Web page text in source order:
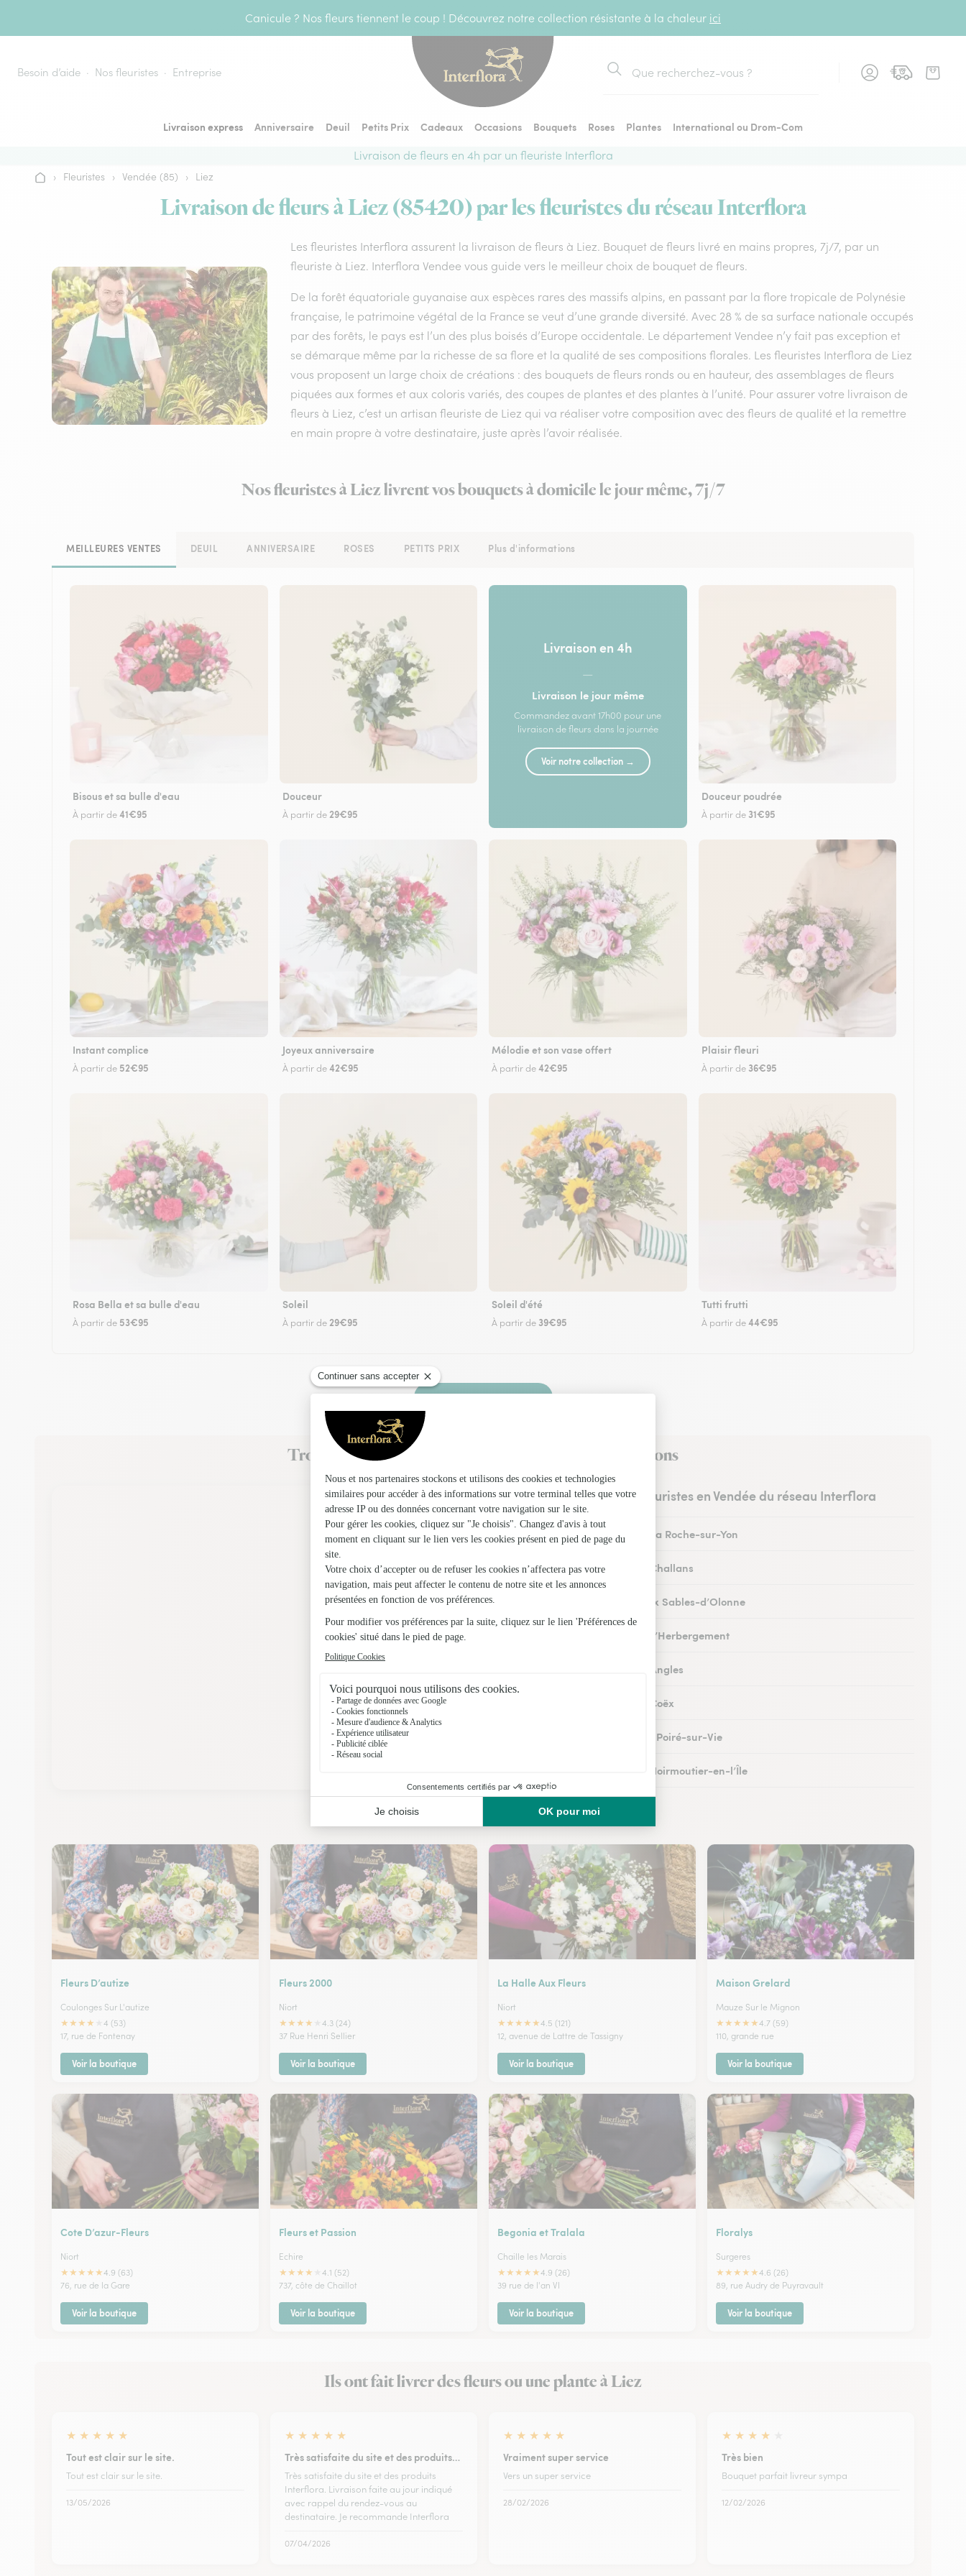
Canicule ? Nos fleurs tiennent le coup ! Découvrez notre collection résistante à la chaleur ici
Besoin d’aide Nos fleuristes Entreprise
Rechercher
Livraison express Anniversaire Deuil Petits Prix Cadeaux Occasions Bouquets Roses Plantes
International ou Drom-Com
Livraison de fleurs en 4h par un fleuriste Interflora
Accueil
› Fleuristes › Vendée (85) › Liez
Livraison de fleurs à Liez (85420) par les fleuristes du réseau Interflora
Les fleuristes Interflora assurent la livraison de fleurs à Liez. Bouquet de fleurs livré en mains propres, 7j/7, par un
fleuriste à Liez. Interflora Vendee vous guide vers le meilleur choix de bouquet de fleurs.
De la forêt équatoriale guyanaise aux espèces rares des massifs alpins, en passant par la flore tropicale de Polynésie
française, le patrimoine végétal de la France se veut d’une grande diversité. Avec 28 % de sa surface nationale occupés
par des forêts, le pays est l’un des plus boisés d’Europe occidentale. Le département Vendee n’y fait pas exception et
se démarque même par la richesse de sa flore et la qualité de ses compositions florales. Les fleuristes Interflora de Liez
vous proposent un large choix de créations : des bouquets de fleurs ronds ou en hauteur, des assemblages de fleurs
piquées aux formes et aux coloris variés, des coupes de plantes et des plantes à l’unité. Pour assurer votre livraison de
fleurs à Liez, c’est un artisan fleuriste de Liez qui va réaliser votre composition avec des fleurs de qualité et la remettre
en main propre à votre destinataire, juste après l’avoir réalisée.
Nos fleuristes à Liez livrent vos bouquets à domicile le jour même, 7j/7
MEILLEURES VENTES DEUIL ANNIVERSAIRE ROSES PETITS PRIX Plus d'informations
Bisous et sa bulle d'eau
À partir de41€95
Douceur
À partir de 29€95
Livraison en 4h
—
Livraison le jour même
Commandez avant 17h00 pour une
livraison de fleurs dans la journée
Voir notre collection →
Douceur poudrée
À partir de 31€95
Instant complice
À partir de 52€95
Joyeux anniversaire
À partir de42€95
Mélodie et son vase offert
À partir de42€95
Plaisir fleuri
À partir de 36€95
Rosa Bella et sa bulle d'eau
À partir de 53€95
Soleil
À partir de 29€95
Soleil d'été
À partir de 39€95
Tutti frutti
À partir de44€95
Faire livrer des fleurs
Trouvez un fleuriste Interflora à Liez et dans ses environs
Les fleuristes en Vendée du réseau Interflora
Fleuristes à La Roche-sur-Yon
Fleuristes à Challans
Fleuristes aux Sables-d’Olonne
Fleuristes à L’Herbergement
Fleuristes à Angles
Fleuristes à Coëx
Fleuristes au Poiré-sur-Vie
Fleuristes à Noirmoutier-en-l’Île
Nos fleuristes à Liez
Fleurs D’autize
Coulonges Sur L'autize
★★★★
4 (53)
17, rue de Fontenay
Voir la boutique
Fleurs 2000
Niort
★★★★
4.3 (24)
37 Rue Henri Sellier
Voir la boutique
La Halle Aux Fleurs
Niort
★★★★★4.5 (121)
12, avenue de Lattre de Tassigny
Voir la boutique
Maison Grelard
Mauze Sur le Mignon
★★★★★4.7 (59)
110, grande rue
Voir la boutique
Cote D’azur-Fleurs
Niort
★★★★★4.9 (63)
76, rue de la Gare
Voir la boutique
Fleurs et Passion
Echire
★★★★
4.1 (52)
737, côte de Chaillot
Voir la boutique
Begonia et Tralala
Chaille les Marais
★★★★★4.9 (26)
39 rue de l'an VI
Voir la boutique
Floralys
Surgeres
★★★★★4.6 (26)
89, rue Audry de Puyravault
Voir la boutique
Ils ont fait livrer des fleurs ou une plante à Liez
★ ★ ★ ★ ★
Tout est clair sur le site.
Tout est clair sur le site.
13/05/2026
★ ★ ★ ★ ★
Très satisfaite du site et des produits…
Très satisfaite du site et des produits
Interflora. Livraison faite au jour indiqué
avec rappel du rendez-vous au
destinataire. Je recommande Interflora
07/04/2026
★ ★ ★ ★ ★
Vraiment super service
Vers un super service
28/02/2026
★ ★ ★ ★
Très bien
Bouquet parfait livreur sympa
12/02/2026